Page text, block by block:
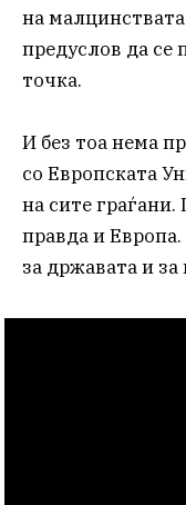
на
предуслов да се
точка.
И без тоа нема
со Европската
на сите
правда и
за државата и за